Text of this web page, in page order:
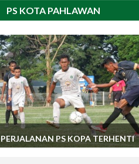
PS KOTA PAHLAWAN
PERJALANAN PS KOPA TERHENTI